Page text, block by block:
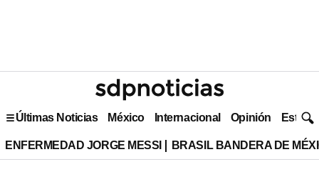
Últimas Noticias México Internacional Opinión Estilo
ENFERMEDAD JORGE MESSI BRASIL BANDERA DE